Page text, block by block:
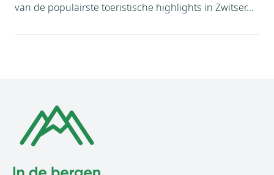
van de populairste toeristische highlights in Zwitser...